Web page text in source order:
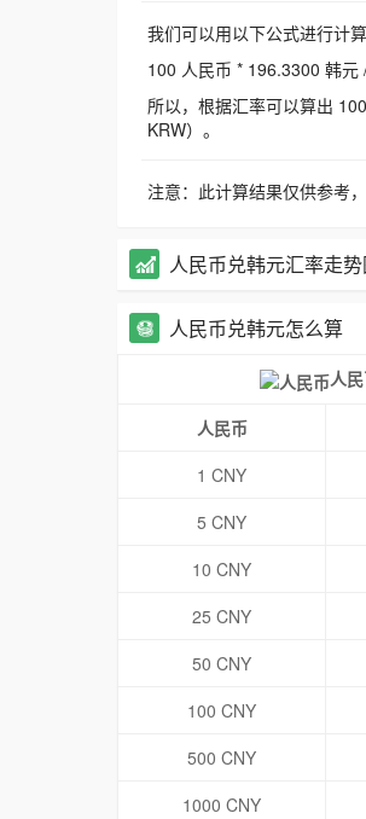
我们可以用以下公式进行计算
100 人民币 * 196.3300 韩
所以，根据汇率可以算出
KRW）。
注意：此计算结果仅供参考
人民币兑韩元汇率走
人民币兑韩元怎么算
人
人民币
1 CNY
5 CNY
10 CNY
25 CNY
50 CNY
100 CNY
500 CNY
1000 CNY